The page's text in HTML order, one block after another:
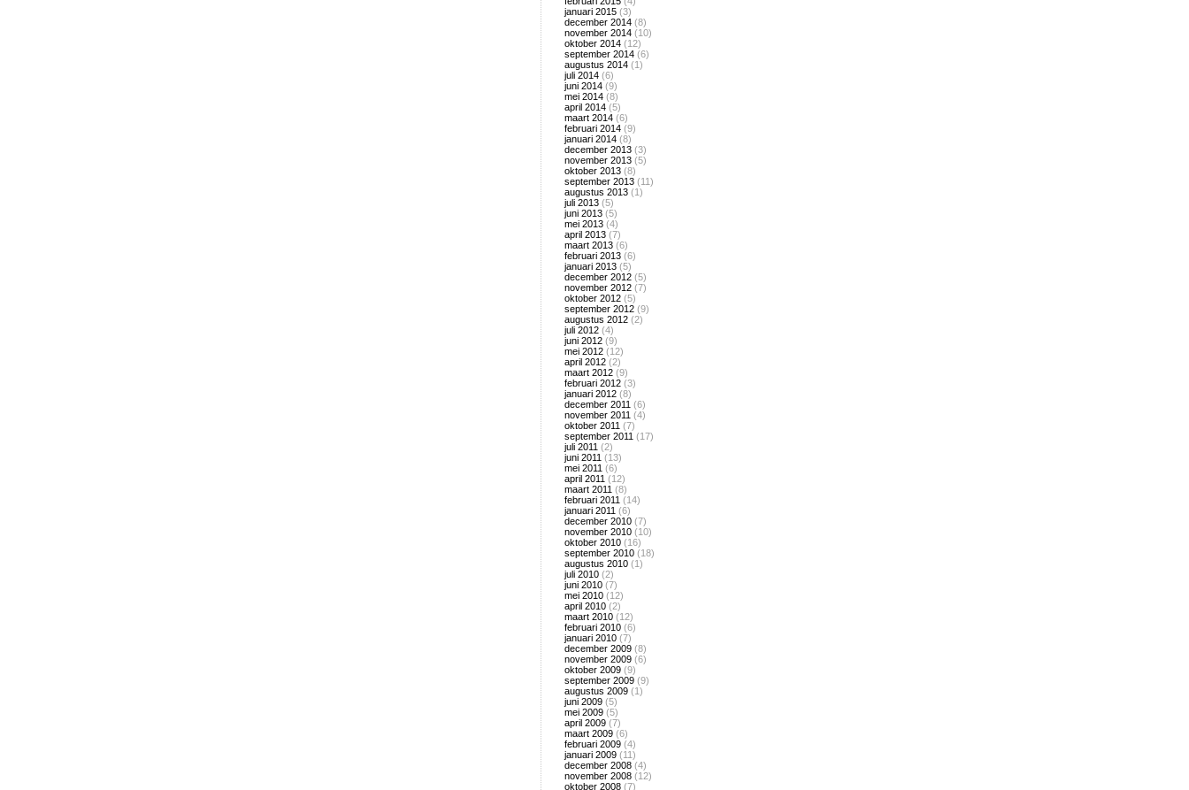
januari 2015 (3)
december 2014 (8)
november 2014 (10)
oktober 2014 (12)
september 2014 (6)
augustus 2014 (1)
juli 2014 (6)
juni 2014 (9)
mei 2014 (8)
april 2014 (5)
maart 2014 (6)
februari 2014 (9)
januari 2014 (8)
december 2013 (3)
november 2013 (5)
oktober 2013 (8)
september 2013 (11)
augustus 2013 (1)
juli 2013 (5)
juni 2013 (5)
mei 2013 (4)
april 2013 (7)
maart 2013 (6)
februari 2013 (6)
januari 2013 (5)
december 2012 (5)
november 2012 (7)
oktober 2012 (5)
september 2012 (9)
augustus 2012 (2)
juli 2012 (4)
juni 2012 (9)
mei 2012 (12)
april 2012 (2)
maart 2012 (9)
februari 2012 (3)
januari 2012 (8)
december 2011 (6)
november 2011 (4)
oktober 2011 (7)
september 2011 (17)
juli 2011 (2)
juni 2011 (13)
mei 2011 (6)
april 2011 (12)
maart 2011 (8)
februari 2011 (14)
januari 2011 (6)
december 2010 (7)
november 2010 (10)
oktober 2010 (16)
september 2010 (18)
augustus 2010 (1)
juli 2010 (2)
juni 2010 (7)
mei 2010 (12)
april 2010 (2)
maart 2010 (12)
februari 2010 (6)
januari 2010 (7)
december 2009 (8)
november 2009 (6)
oktober 2009 (9)
september 2009 (9)
augustus 2009 (1)
juni 2009 (5)
mei 2009 (5)
april 2009 (7)
maart 2009 (6)
februari 2009 (4)
januari 2009 (11)
december 2008 (4)
november 2008 (12)
oktober 2008 (7)